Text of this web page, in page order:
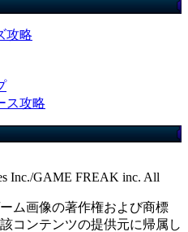
攻略
ス攻略
Inc./GAME FREAK inc. All
ム画像の著作権および商標
コンテンツの提供元に帰属し